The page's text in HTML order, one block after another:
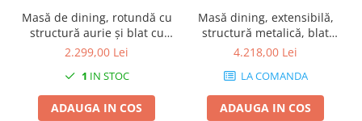
Masă de dining, rotundă cu
structură aurie și blat cu
aspect de marmură - TIAGO
2.299,00 Lei
1 IN STOC
ADAUGA IN COS
Masă dining, extensibilă,
structură metalică, blat
laminat - IVAN 100
4.218,00 Lei
LA COMANDA
ADAUGA IN COS